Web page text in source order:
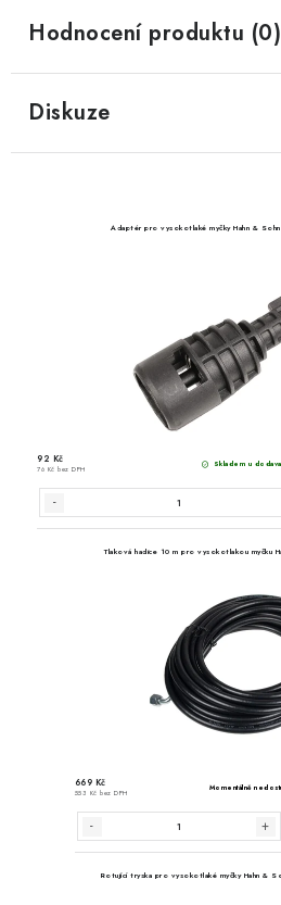
Hodnocení produktu (0)
Diskuze